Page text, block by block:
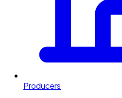
Producers